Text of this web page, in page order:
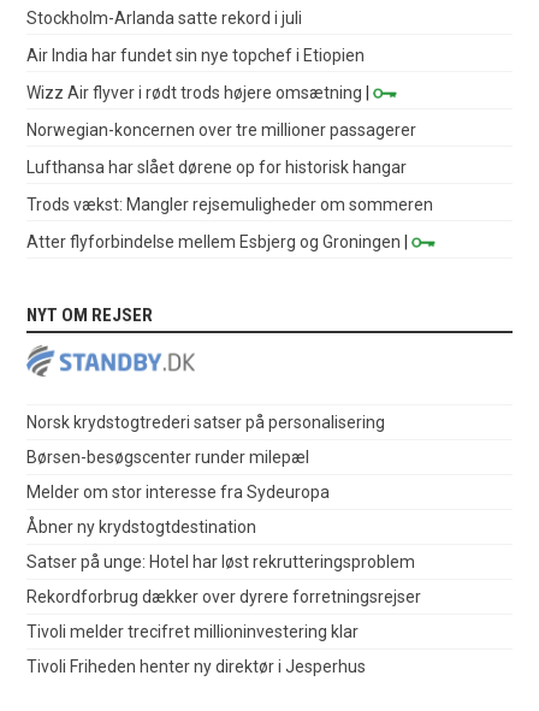
Stockholm-Arlanda satte rekord i juli
Air India har fundet sin nye topchef i Etiopien
Wizz Air flyver i rødt trods højere omsætning |
Norwegian-koncernen over tre millioner passagerer
Lufthansa har slået dørene op for historisk hangar
Trods vækst: Mangler rejsemuligheder om sommeren
Atter flyforbindelse mellem Esbjerg og Groningen |
NYT OM REJSER
Norsk krydstogtrederi satser på personalisering
Børsen-besøgscenter runder milepæl
Melder om stor interesse fra Sydeuropa
Åbner ny krydstogtdestination
Satser på unge: Hotel har løst rekrutteringsproblem
Rekordforbrug dækker over dyrere forretningsrejser
Tivoli melder trecifret millioninvestering klar
Tivoli Friheden henter ny direktør i Jesperhus